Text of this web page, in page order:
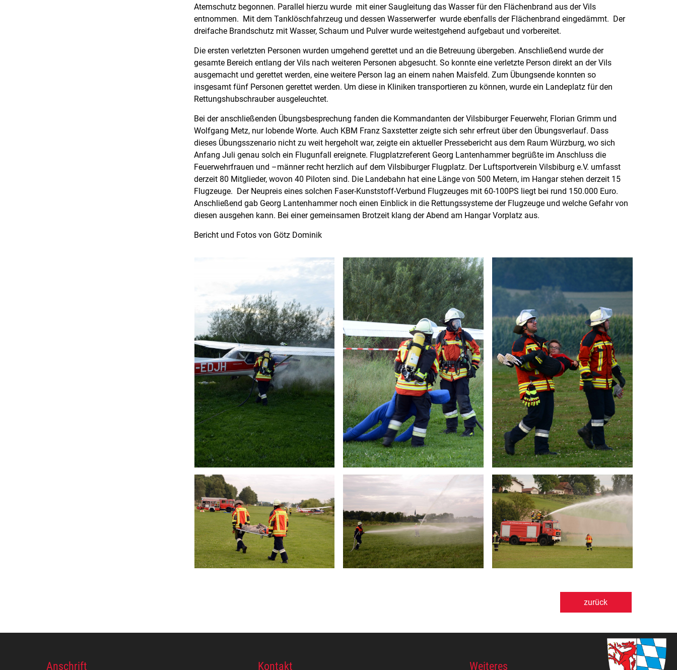
Atemschutz begonnen. Parallel hierzu wurde mit einer Saugleitung das Wasser für den Flächenbrand aus der Vils
entnommen. Mit dem Tanklöschfahrzeug und dessen Wasserwerfer wurde ebenfalls der Flächenbrand eingedämmt. Der
dreifache Brandschutz mit Wasser, Schaum und Pulver wurde weitestgehend aufgebaut und vorbereitet.
Die ersten verletzten Personen wurden umgehend gerettet und an die Betreuung übergeben. Anschließend wurde der
gesamte Bereich entlang der Vils nach weiteren Personen abgesucht. So konnte eine verletzte Person direkt an der Vils
ausgemacht und gerettet werden, eine weitere Person lag an einem nahen Maisfeld. Zum Übungsende konnten so
insgesamt fünf Personen gerettet werden. Um diese in Kliniken transportieren zu können, wurde ein Landeplatz für den
Rettungshubschrauber ausgeleuchtet.
Bei der anschließenden Übungsbesprechung fanden die Kommandanten der Vilsbiburger Feuerwehr, Florian Grimm und
Wolfgang Metz, nur lobende Worte. Auch KBM Franz Saxstetter zeigte sich sehr erfreut über den Übungsverlauf. Dass
dieses Übungsszenario nicht zu weit hergeholt war, zeigte ein aktueller Pressebericht aus dem Raum Würzburg, wo sich
Anfang Juli genau solch ein Flugunfall ereignete. Flugplatzreferent Georg Lantenhammer begrüßte im Anschluss die
Feuerwehrfrauen und –männer recht herzlich auf dem Vilsbiburger Flugplatz. Der Luftsportverein Vilsbiburg e.V. umfasst
derzeit 80 Mitglieder, wovon 40 Piloten sind. Die Landebahn hat eine Länge von 500 Metern, im Hangar stehen derzeit 15
Flugzeuge. Der Neupreis eines solchen Faser-Kunststoff-Verbund Flugzeuges mit 60-100PS liegt bei rund 150.000 Euro.
Anschließend gab Georg Lantenhammer noch einen Einblick in die Rettungssysteme der Flugzeuge und welche Gefahr von
diesen ausgehen kann. Bei einer gemeinsamen Brotzeit klang der Abend am Hangar Vorplatz aus.
Bericht und Fotos von Götz Dominik
zurück
Anschrift Kontakt Weiteres